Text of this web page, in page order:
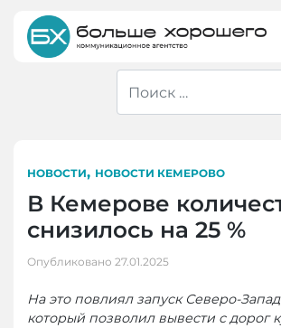
content
НОВОСТИ, НОВОСТИ КЕМЕРОВО
В Кемерове
снизилось на 25 %
Опубликовано 27.01.2025
На это повлиял запуск Северо-
который позволил вывести с дорог